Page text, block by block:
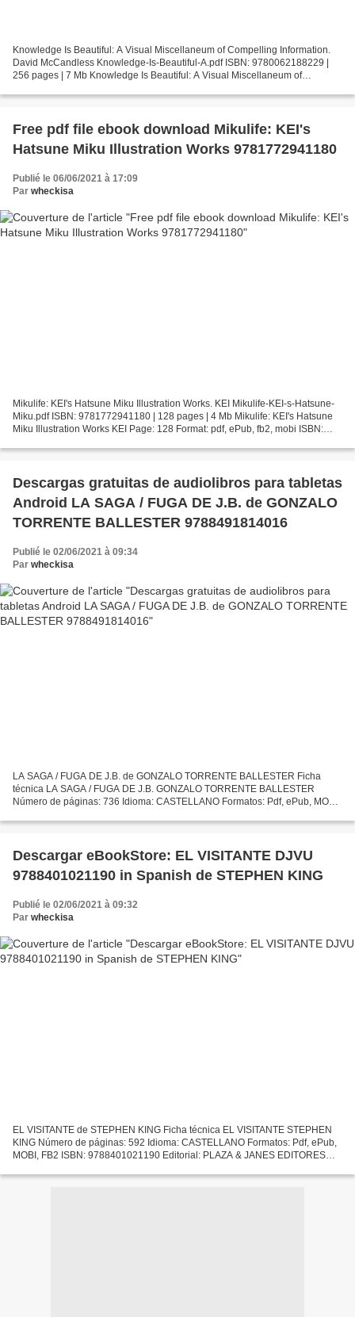
Knowledge Is Beautiful: A Visual Miscellaneum of Compelling Information.
David McCandless Knowledge-Is-Beautiful-A.pdf ISBN: 9780062188229 |
256 pages | 7 Mb Knowledge Is Beautiful: A Visual Miscellaneum of
Free pdf file ebook download Mikulife: KEI's
Hatsune Miku Illustration Works 9781772941180
Publié le 06/06/2021 à 17:09
Par wheckisa
Mikulife: KEI's Hatsune Miku Illustration Works. KEI Mikulife-KEI-s-Hatsune-
Miku.pdf ISBN: 9781772941180 | 128 pages | 4 Mb Mikulife: KEI's Hatsune
Miku Illustration Works KEI Page: 128 Format: pdf, ePub, fb2, mobi ISBN:
Descargas gratuitas de audiolibros para tabletas
Android LA SAGA / FUGA DE J.B. de GONZALO
TORRENTE BALLESTER 9788491814016
Publié le 02/06/2021 à 09:34
Par wheckisa
LA SAGA / FUGA DE J.B. de GONZALO TORRENTE BALLESTER Ficha
técnica LA SAGA / FUGA DE J.B. GONZALO TORRENTE BALLESTER
Número de páginas: 736 Idioma: CASTELLANO Formatos: Pdf, ePub, MOBI,
edición:...
Descargar eBookStore: EL VISITANTE DJVU
9788401021190 in Spanish de STEPHEN KING
Publié le 02/06/2021 à 09:32
Par wheckisa
EL VISITANTE de STEPHEN KING Ficha técnica EL VISITANTE STEPHEN
KING Número de páginas: 592 Idioma: CASTELLANO Formatos: Pdf, ePub,
MOBI, FB2 ISBN: 9788401021190 Editorial: PLAZA & JANES EDITORES